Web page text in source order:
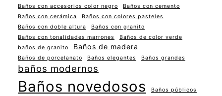
Baños con accesorios color negro
Baños con cemento
Baños con cerámica
Baños con colores pasteles
Baños con doble altura
Baños con granito
Baños con tonalidades marrones
Baños de color verde
baños de granito
Baños de madera
Baños de porcelanato Baños elegantes Baños grandes
baños modernos
Baños novedosos Baños públicos